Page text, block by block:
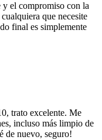
y el compromiso con la
que necesite
final es simplemente
trato excelente. Me
incluso más limpio de
de nuevo, seguro!